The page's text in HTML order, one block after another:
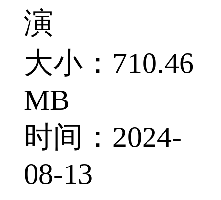
演
大小：710.46
MB
时间：2024-
08-13